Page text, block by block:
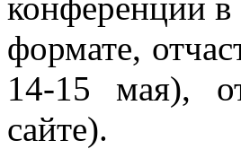
формате,
14-15 мая),
сайте).